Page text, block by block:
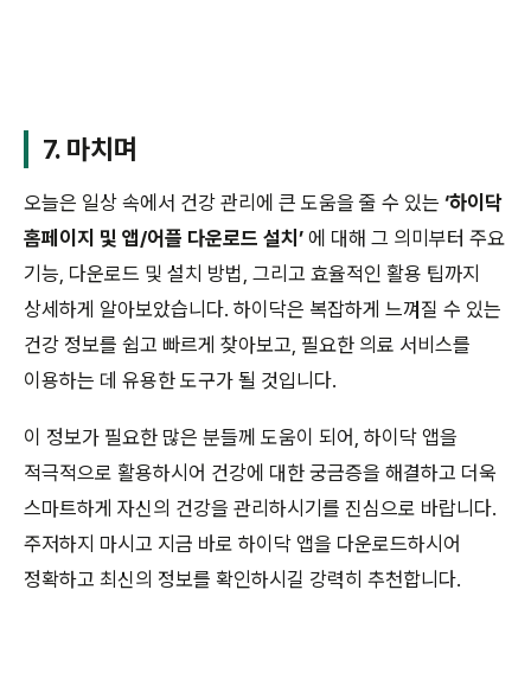
7. 마치며
오늘은 일상 속에서 건강 관리에 큰 도움을 줄 수 있는 ‘하이닥
홈페이지 및 앱/어플 다운로드 설치’ 에 대해 그 의미부터 주요
기능, 다운로드 및 설치 방법, 그리고 효율적인 활용 팁까지
상세하게 알아보았습니다. 하이닥은 복잡하게 느껴질 수 있는
건강 정보를 쉽고 빠르게 찾아보고, 필요한 의료 서비스를
이용하는 데 유용한 도구가 될 것입니다.
이 정보가 필요한 많은 분들께 도움이 되어, 하이닥 앱을
적극적으로 활용하시어 건강에 대한 궁금증을 해결하고 더욱
스마트하게 자신의 건강을 관리하시기를 진심으로 바랍니다.
주저하지 마시고 지금 바로 하이닥 앱을 다운로드하시어
정확하고 최신의 정보를 확인하시길 강력히 추천합니다.